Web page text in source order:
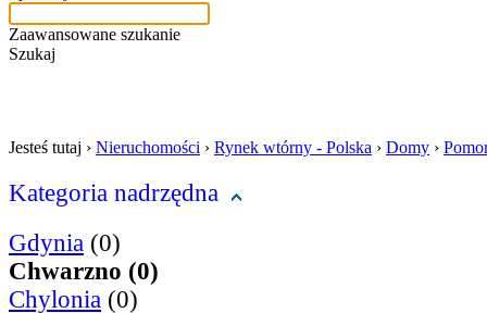
Zaawansowane szukanie
Szukaj
Jesteś tutaj › Nieruchomości › Rynek wtórny - Polska › Domy ›
Kategoria nadrzędna
Gdynia (0)
Chwarzno (0)
Chylonia (0)